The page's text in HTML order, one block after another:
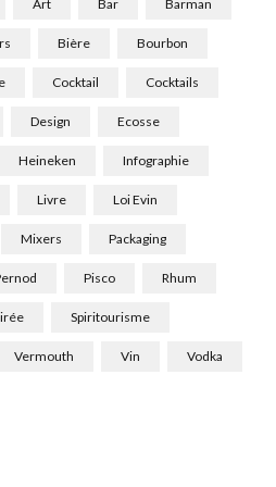
Art Bar Barman
Bière Bourbon
Cocktail Cocktails
Design Ecosse
Heineken Infographie
Livre Loi Evin
Mixers Packaging
Pisco Rhum
Spiritourisme
Vermouth Vin Vodka